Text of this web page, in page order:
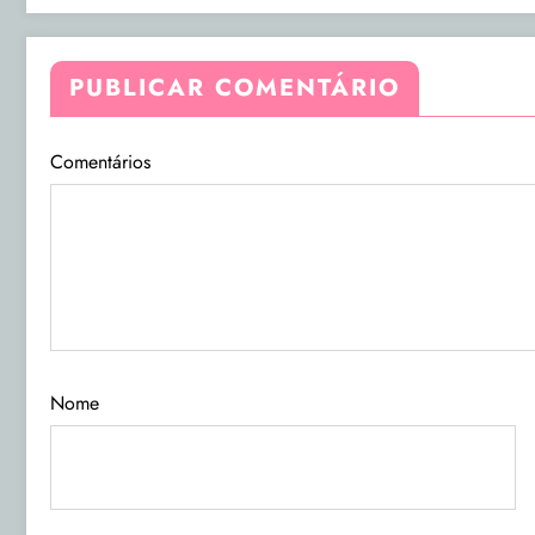
PUBLICAR COMENTÁRIO
Comentários
Nome